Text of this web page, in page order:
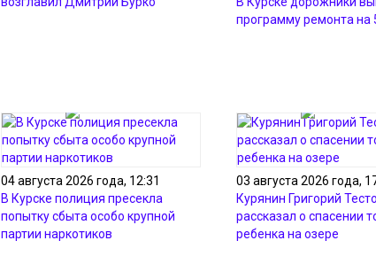
программу ремонта на
04 августа 2026 года, 12:31
В Курске полиция пресекла
попытку сбыта особо крупной
партии наркотиков
03 августа 2026 года,
Курянин Григорий
рассказал о спасении
ребенка на озере